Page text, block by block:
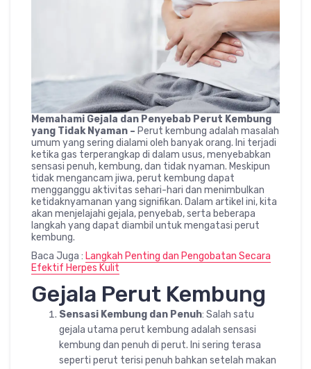
Memahami Gejala dan Penyebab Perut Kembung
yang Tidak Nyaman – Perut kembung adalah masalah
umum yang sering dialami oleh banyak orang. Ini terjadi
ketika gas terperangkap di dalam usus, menyebabkan
sensasi penuh, kembung, dan tidak nyaman. Meskipun
tidak mengancam jiwa, perut kembung dapat
mengganggu aktivitas sehari-hari dan menimbulkan
ketidaknyamanan yang signifikan. Dalam artikel ini, kita
akan menjelajahi gejala, penyebab, serta beberapa
langkah yang dapat diambil untuk mengatasi perut
kembung.
Baca Juga : Langkah Penting dan Pengobatan Secara
Efektif Herpes Kulit
Gejala Perut Kembung
Sensasi Kembung dan Penuh: Salah satu
gejala utama perut kembung adalah sensasi
kembung dan penuh di perut. Ini sering terasa
seperti perut terisi penuh bahkan setelah makan